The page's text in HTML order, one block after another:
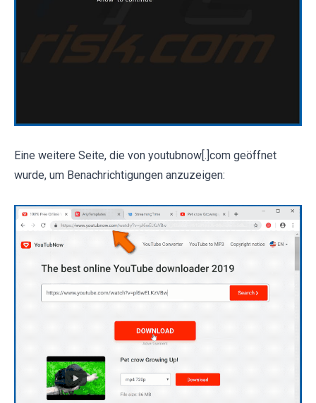
Eine weitere Seite, die von youtubnow[.]com geöffnet
wurde, um Benachrichtigungen anzuzeigen: